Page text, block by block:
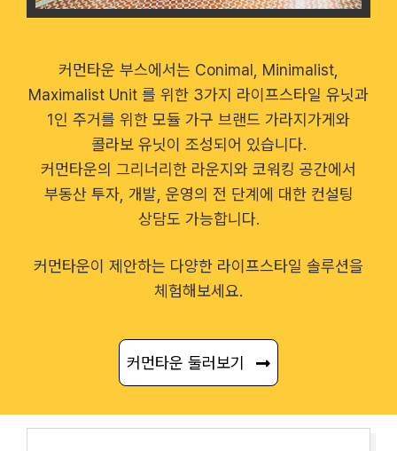
커먼타운 부스에서는 Conimal, Minimalist,
Maximalist Unit 를 위한 3가지 라이프스타일 유닛과
1인 주거를 위한 모듈 가구 브랜드 가라지가게와
콜라보 유닛이 조성되어 있습니다.
커먼타운의 그리너리한 라운지와 코워킹 공간에서
부동산 투자, 개발, 운영의 전 단계에 대한 컨설팅
상담도 가능합니다.
커먼타운이 제안하는 다양한 라이프스타일 솔루션을
체험해보세요.
커먼타운 둘러보기